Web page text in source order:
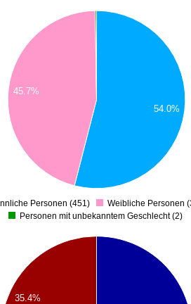
54.0%
45.7%
0
Personen (451)
Weibliche Personen
Personen mit unbekanntem Geschlecht (2)
35.4%